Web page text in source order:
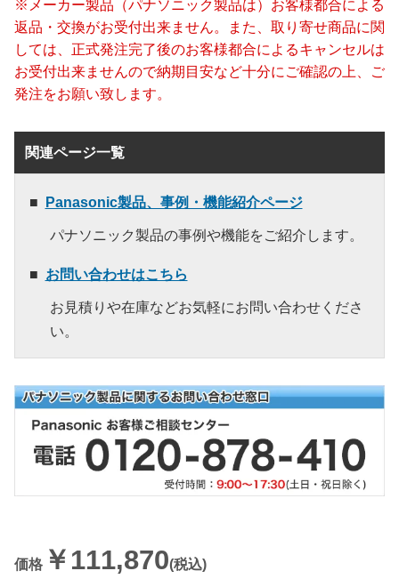
※メーカー製品（パナソニック製品は）お客様都合による
返品・交換がお受付出来ません。また、取り寄せ商品に関
しては、正式発注完了後のお客様都合によるキャンセルは
お受付出来ませんので納期目安など十分にご確認の上、ご
発注をお願い致します。
関連ページ一覧
Panasonic製品、事例・機能紹介ページ
パナソニック製品の事例や機能をご紹介します。
お問い合わせはこちら
お見積りや在庫などお気軽にお問い合わせくださ
い。
価格 ￥111,870(税込)